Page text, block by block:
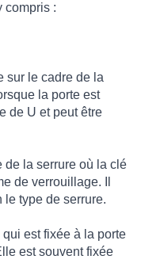
compris :
sur le cadre de la
la porte est
de U et peut être
de la serrure où la clé
de verrouillage. Il
le type de serrure.
est fixée à la porte
est souvent fixée